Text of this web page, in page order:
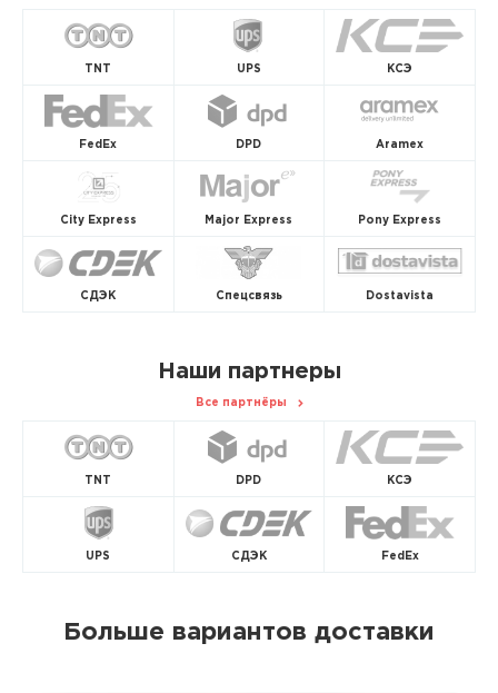
TNT UPS КСЭ
FedEx DPD Aramex
City Express Major Express Pony Express
СДЭК Спецсвязь Dostavista
Наши партнеры
Все партнёры
TNT DPD КСЭ
UPS СДЭК FedEx
Больше вариантов доставки